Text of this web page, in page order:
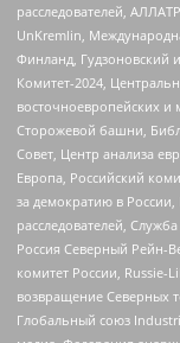
расследователей,
UnKremlin,
Финланд, Гудзоновский
Комитет-2024,
восточноевропейских
Сторожевой башни,
Совет, Центр анализа
Европа, Российский
за демократию в России,
расследователей,
Россия Северный Рейн-
комитет России, Russie-
возвращение Северных
Глобальный союз